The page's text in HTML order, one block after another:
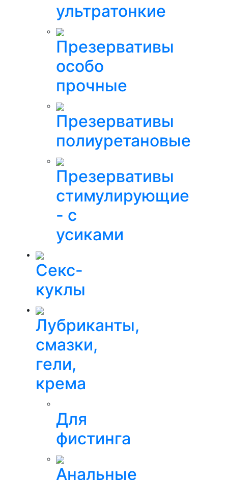
ультратонкие
Презервативы
особо
прочные
Презервативы
полиуретановые
Презервативы
стимулирующие
- с
усиками
Секс-
куклы
Лубриканты,
смазки,
гели,
крема
Для
фистинга
Анальные